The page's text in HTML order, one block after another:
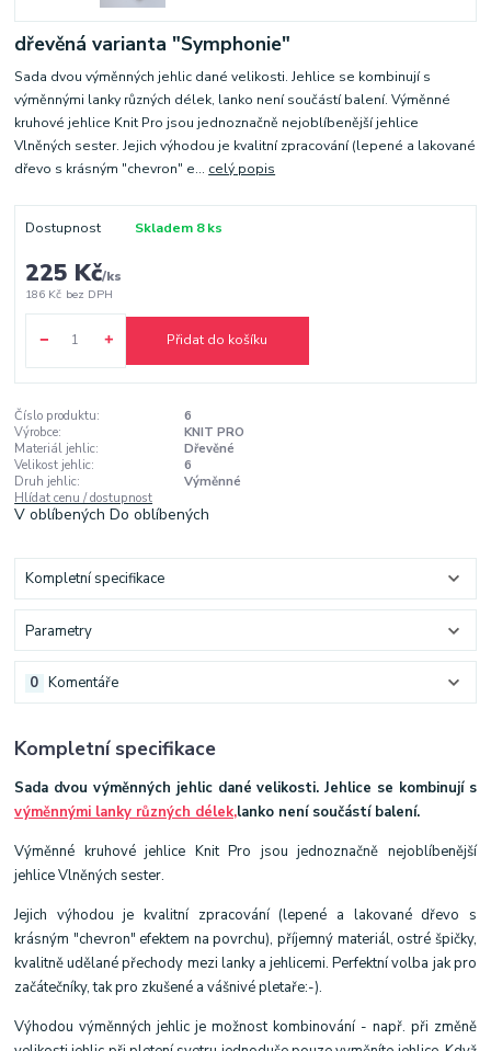
dřevěná varianta "Symphonie"
Sada dvou výměnných jehlic dané velikosti. Jehlice se kombinují s
výměnnými lanky různých délek, lanko není součástí balení. Výměnné
kruhové jehlice Knit Pro jsou jednoznačně nejoblíbenější jehlice
Vlněných sester. Jejich výhodou je kvalitní zpracování (lepené a lakované
dřevo s krásným "chevron" e... celý popis
Dostupnost Skladem 8 ks
225 Kč/ks
186 Kč bez DPH
Přidat do košíku
Číslo produktu:
6
Výrobce:
KNIT PRO
Materiál jehlic:
Dřevěné
Velikost jehlic:
6
Druh jehlic:
Výměnné
Hlídat cenu / dostupnost
V oblíbenýchDo oblíbených
Kompletní specifikace
Parametry
Komentáře
0
Kompletní specifikace
Sada dvou výměnných jehlic dané velikosti.Jehlice se kombinují s
výměnnými lanky různých délek,lanko není součástí balení.
Výměnné kruhové jehlice Knit Pro jsou jednoznačně nejoblíbenější
jehlice Vlněných sester.
Jejich výhodou je kvalitní zpracování (lepené a lakované dřevo s
krásným "chevron" efektem na povrchu), příjemný materiál, ostré špičky,
kvalitně udělané přechody mezi lanky a jehlicemi. Perfektní volba jak pro
začátečníky, tak pro zkušené a vášnivé pletaře:-).
Výhodou výměnných jehlic je možnost kombinování - např. při změně